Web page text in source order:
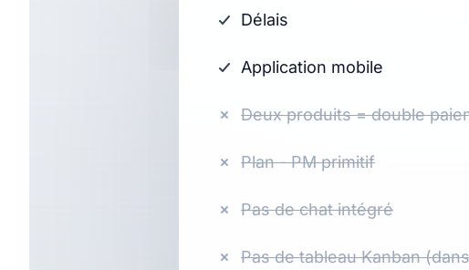
Délais
Application mobile
Deux produits = double
Plan - PM primitif
Pas de chat intégré
Pas de tableau Kanban